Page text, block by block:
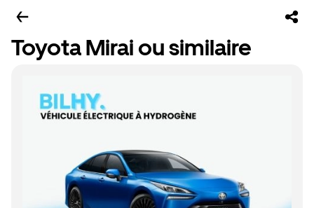
Toyota Mirai ou similaire